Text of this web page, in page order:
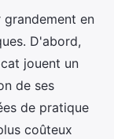
en
D'abord,
jouent un
de ses
de pratique
coûteux